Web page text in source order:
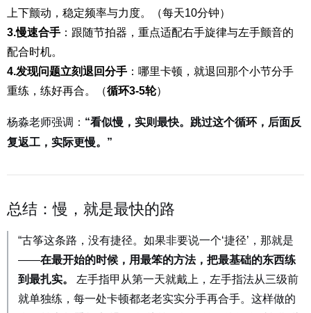
上下颤动，稳定频率与力度。（每天10分钟）
3.慢速合手 ：跟随节拍器，重点适配右手旋律与左手颤音的
配合时机。
4.发现问题立刻退回分手 ：哪里卡顿，就退回那个小节分手
重练，练好再合。（循环3-5轮）
杨淼老师强调： “看似慢，实则最快。跳过这个循环，后面反
复返工，实际更慢。”
总结：慢，就是最快的路
“古筝这条路，没有捷径。如果非要说一个‘捷径’，那就是
——在最开始的时候，用最笨的方法，把最基础的东西练
到最扎实。
左手指甲从第一天就戴上，左手指法从三级前
就单独练，每一处卡顿都老老实实分手再合手。这样做的